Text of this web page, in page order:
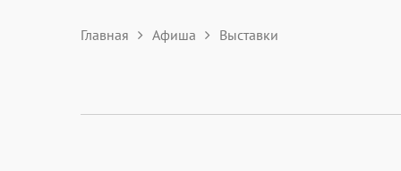
Главная Афиша Выставки